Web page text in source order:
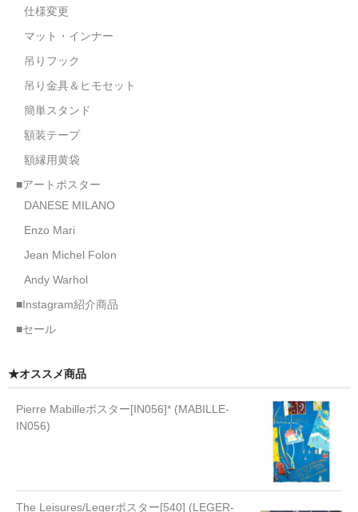
仕様変更
マット・インナー
吊りフック
吊り金具＆ヒモセット
簡単スタンド
額装テープ
額縁用黄袋
■アートポスター
DANESE MILANO
Enzo Mari
Jean Michel Folon
Andy Warhol
■Instagram紹介商品
■セール
★オススメ商品
Pierre Mabilleポスター[IN056]* (MABILLE-
IN056)
The Leisures/Legerポスター[540] (LEGER-